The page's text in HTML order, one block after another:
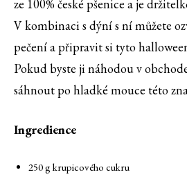
ze 100% české pšenice a je
V kombinaci s dýní s ní můžete
pečení a připravit si tyto
Pokud byste ji náhodou v
sáhnout po hladké mouce této
Ingredience
250 g krupicového cukru